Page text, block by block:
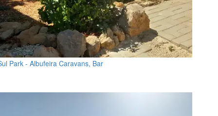
Park - Albufeira Caravans, Bar